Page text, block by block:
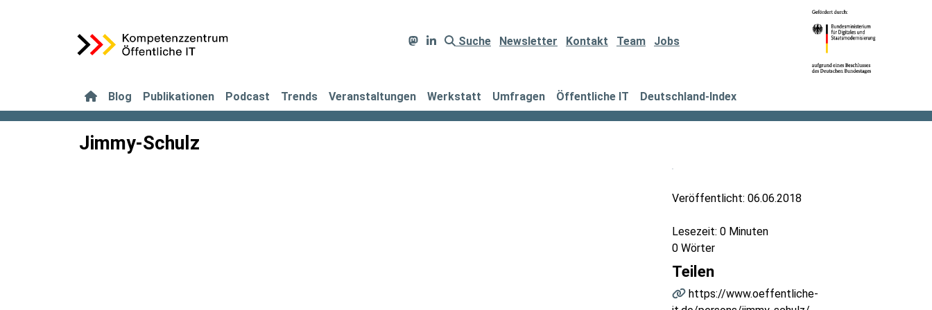
Suche Newsletter Kontakt Team Jobs
Blog Publikationen Podcast Trends Veranstaltungen Werkstatt Umfragen Öffentliche IT Deutschland-Index
Jimmy-Schulz
Veröffentlicht: 06.06.2018
Lesezeit: 0 Minuten
0 Wörter
Teilen
https://www.oeffentliche-